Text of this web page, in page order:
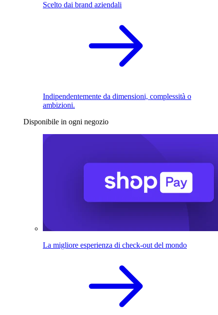
Scelto dai brand aziendali
Indipendentemente da dimensioni, complessità o
ambizioni.
Disponibile in ogni negozio
La migliore esperienza di check-out del mondo